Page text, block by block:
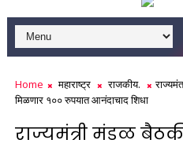
Home महाराष्ट्र राजकीय.
मिळणार १०० रुपयात आनंदाचाद शिधा
राज्यमंत्री मंडळ